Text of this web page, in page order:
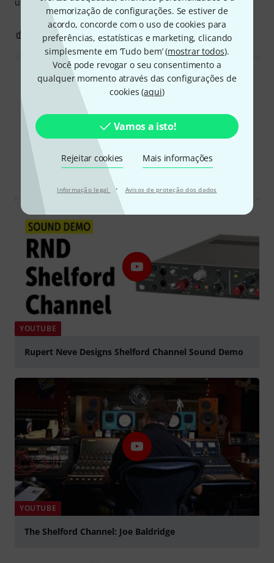
memorização de configurações. Se estiver de
acordo, concorde com o uso de cookies para
preferências, estatísticas e marketing, clicando
simplesmente em ‘Tudo bem’ (mostrar todos).
Você pode revogar o seu consentimento a
qualquer momento através das configurações de
cookies (aqui)
Vamos a isto!
Rejeitar cookies Mais informações
Informação legal · Avisos de proteção dos dados
0 REPORTAR A CRÍTICA
Ler todas as reviews
Sabia?
Todos vídeos Guia Online Downloads
YOUTUBE
Rupert Neve Designs Shelford Channel Sound Demo
YOUTUBE
The Shelford Channel: Joe Baldridge